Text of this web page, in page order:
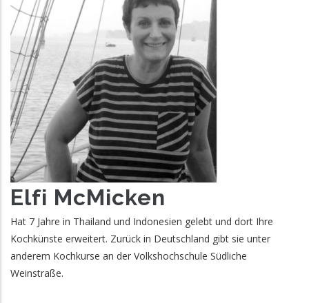
Elfi McMicken
Hat 7 Jahre in Thailand und Indonesien gelebt und dort Ihre
Kochkünste erweitert. Zurück in Deutschland gibt sie unter
anderem Kochkurse an der Volkshochschule Südliche
Weinstraße.